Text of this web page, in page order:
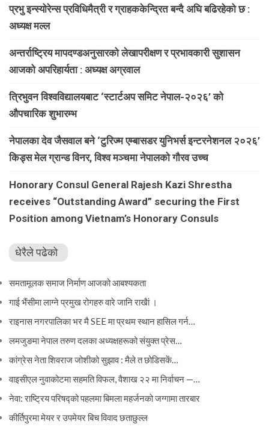
प्रभु इन्स्योरेन्स प्रविधिमैत्री र ग्राहककेन्द्रित बन्दै अघि बढिरहेको छ :
अध्यक्ष मल्ल
अन्तर्राष्ट्रिय मापदण्डअनुसारको लेखापरीक्षण र प्रभावकारी सुशासन
आजको अपरिहार्यता : अध्यक्ष अग्रवाल
त्रिभुवन विश्वविद्यालयबाट ‘स्टार्टअप समिट नेपाल-२०२६’ को
औपचारिक शुभारम्भ
नेपालका देव जैसवाल बने ‘टुरिज्म एम्बासडर युनिभर्स इन्टरनेशनल २०२६’
किड्स मेल ग्रान्ड विनर, विश्व मञ्चमा नेपालको गौरव उच्च
Honorary Consul General Rajesh Kazi Shrestha
receives “Outstanding Award” securing the First
Position among Vietnam’s Honorary Consuls
धेरैले पढेको
समतामूलक समाज निर्माण आजको आबश्यकता
गाई भैंसीमा लाग्ने प्रमुख रोगहरु वारे जानि राखैां ।
राइनास नगरपालिका भर मै SEE मा प्रथम स्थान हासिल गर्न…
लमजुङमा नेपाल तरुण दलका अध्यक्षहरूको संयुक्त प्रेस…
कांग्रेस नेता शिवराज जोशीको सुझाव : मैले त छोडिसकें…
वाइसीएल नुवाकोटमा सहमति विफल, वैशाख २२ मा निर्वाचन —…
नेवा: राष्ट्रिय परिषद्को पहलमा बिमला महर्जनको जग्गामा तारबार
कीर्तिपुरमा मेयर र उपमेयर बिच विवाद छताछुल्ल